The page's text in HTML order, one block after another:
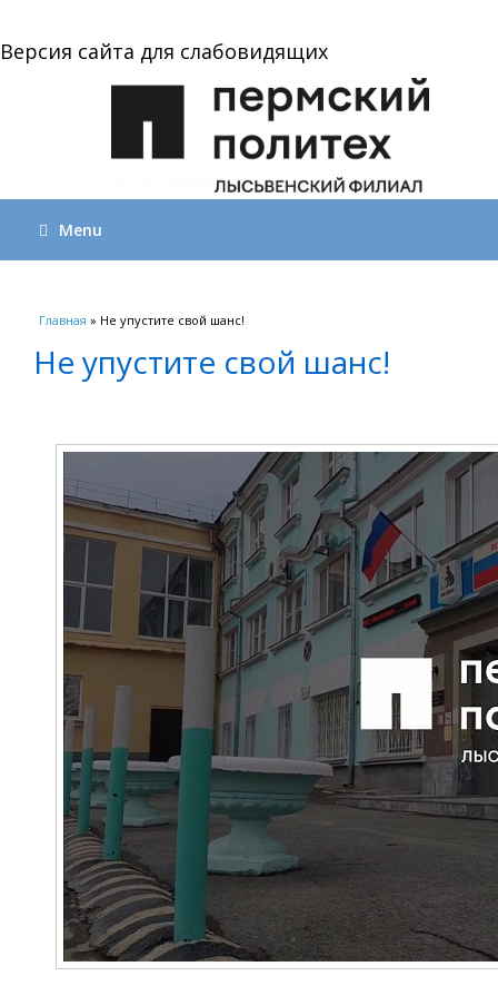
Версия сайта для слабовидящих
Menu
Вы здесь
Главная » Не упустите свой шанс!
Не упустите свой шанс!